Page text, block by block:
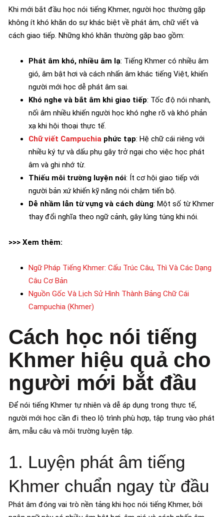
Khi mới bắt đầu học nói tiếng Khmer, người học thường gặp
không ít khó khăn do sự khác biệt về phát âm, chữ viết và
cách giao tiếp. Những khó khăn thường gặp bao gồm:
Phát âm khó, nhiều âm lạ: Tiếng Khmer có nhiều âm
gió, âm bật hơi và cách nhấn âm khác tiếng Việt, khiến
người mới học dễ phát âm sai.
Khó nghe và bắt âm khi giao tiếp: Tốc độ nói nhanh,
nối âm nhiều khiến người học khó nghe rõ và khó phản
xạ khi hội thoại thực tế.
Chữ viết Campuchia phức tạp: Hệ chữ cái riêng với
nhiều ký tự và dấu phụ gây trở ngại cho việc học phát
âm và ghi nhớ từ.
Thiếu môi trường luyện nói: Ít cơ hội giao tiếp với
người bản xứ khiến kỹ năng nói chậm tiến bộ.
Dễ nhầm lẫn từ vựng và cách dùng: Một số từ Khmer
thay đổi nghĩa theo ngữ cảnh, gây lúng túng khi nói.
>>> Xem thêm:
Ngữ Pháp Tiếng Khmer: Cấu Trúc Câu, Thì Và Các Dạng
Câu Cơ Bản
Nguồn Gốc Và Lịch Sử Hình Thành Bảng Chữ Cái
Campuchia (Khmer)
Cách học nói tiếng
Khmer hiệu quả cho
người mới bắt đầu
Để nói tiếng Khmer tự nhiên và dễ áp dụng trong thực tế,
người mới học cần đi theo lộ trình phù hợp, tập trung vào phát
âm, mẫu câu và môi trường luyện tập.
1. Luyện phát âm tiếng
Khmer chuẩn ngay từ đầu
Phát âm đóng vai trò nền tảng khi học nói tiếng Khmer, bởi